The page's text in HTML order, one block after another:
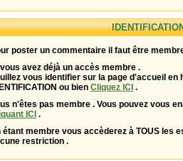
poster un commentaire il faut être
avez déjà un accès membre .
vous identifier sur la page d'accueil en
ou bien Cliquez ICI .
n'êtes pas membre . Vous pouvez vous
ICI .
étant membre vous accèderez à TOUS les
restriction .